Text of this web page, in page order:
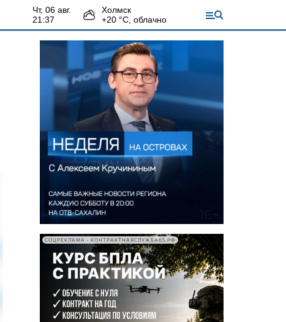
чт, 06 авг.
21:37
Холмск
+20 °С, облачно
СОЦРЕКЛАМА • КОНТРАКТНАЯСЛУЖБА65.РФ